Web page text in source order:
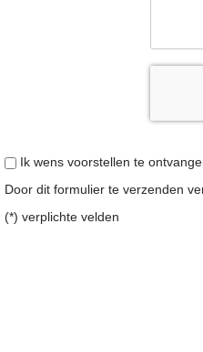
Ik wens voorstellen te
Door dit formulier te verzenden
(*) verplichte velden